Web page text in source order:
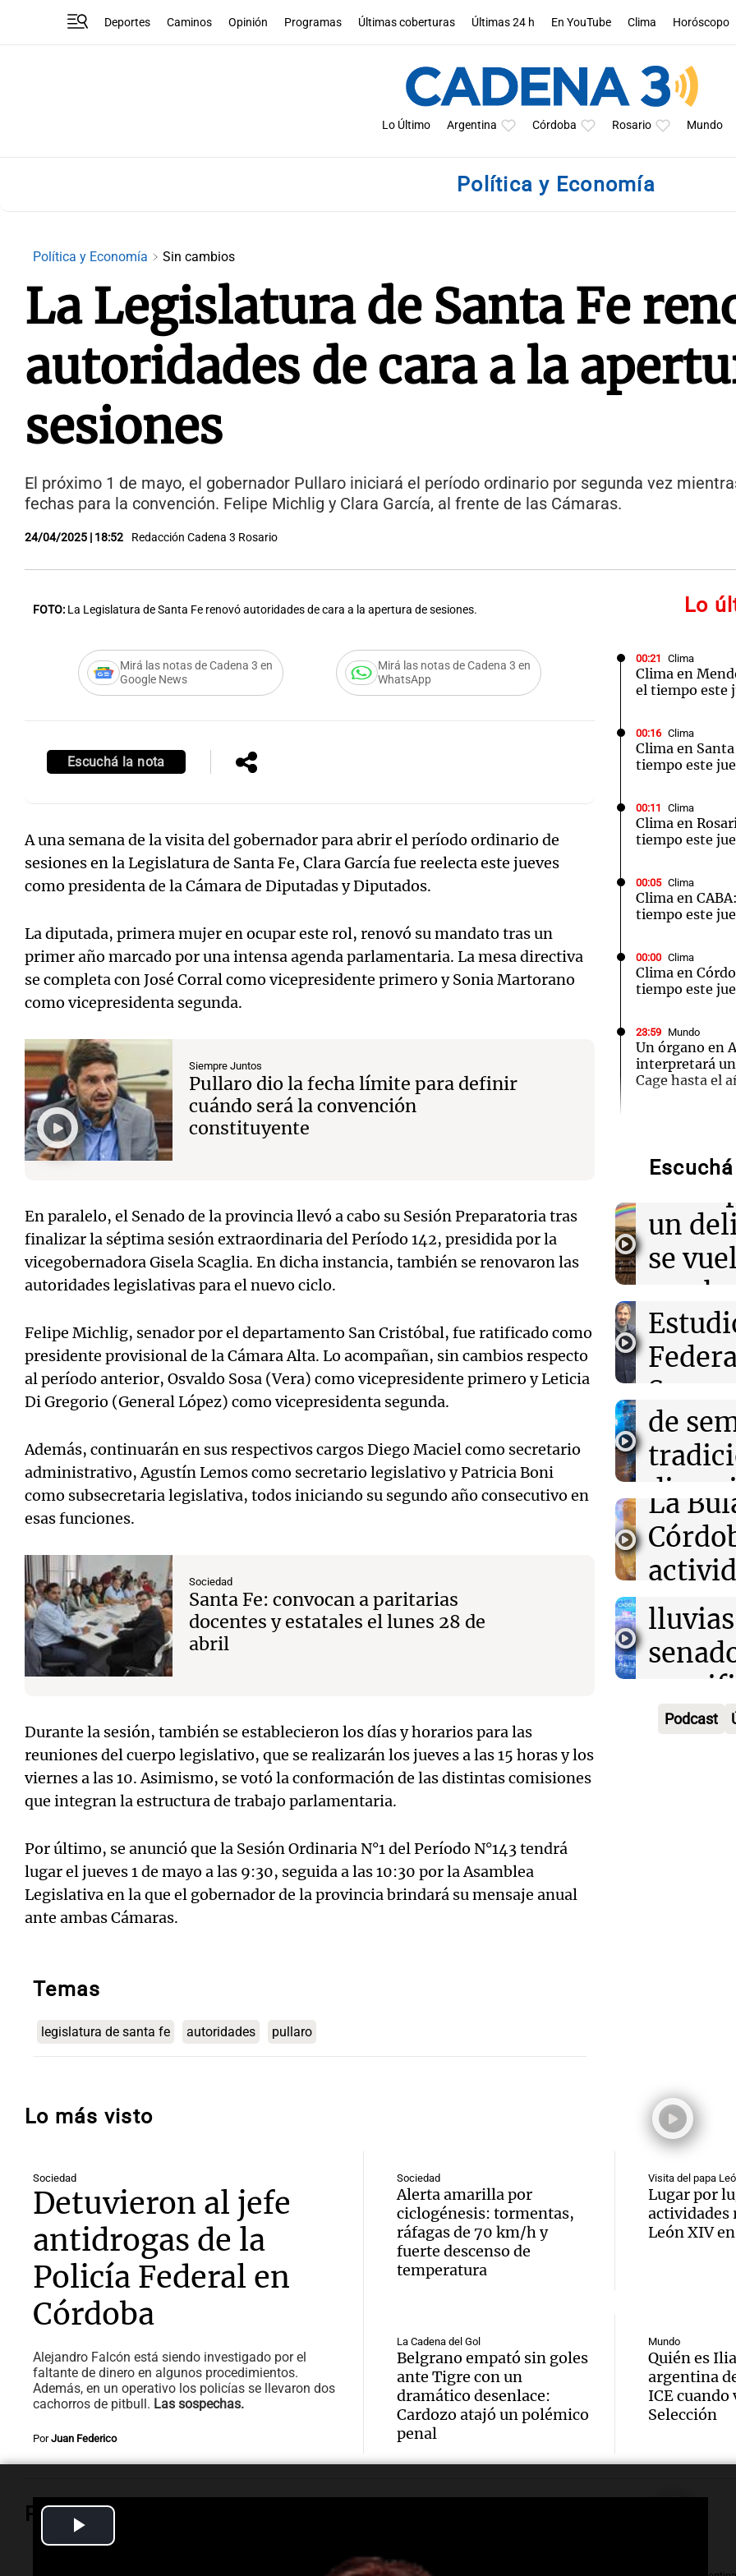
Deportes Caminos Opinión Programas Últimas coberturas Últimas 24 h En YouTube Clima Horóscopo
Lo Último Argentina Córdoba Rosario Mundo
Política y Economía
Política y Economía Sin cambios
La Legislatura de Santa Fe
autoridades de cara a la
sesiones
El próximo 1 de mayo, el gobernador Pullaro iniciará el período ordinario por segunda vez
fechas para la convención. Felipe Michlig y Clara García, al frente de las Cámaras.
24/04/2025 | 18:52 Redacción Cadena 3 Rosario
FOTO: La Legislatura de Santa Fe renovó autoridades de cara a la apertura de sesiones.
Mirá las notas de Cadena 3 en
Google News
Mirá las notas de Cadena 3 en
WhatsApp
Escuchá la nota
A una semana de la visita del gobernador para abrir el período ordinario de
sesiones en la Legislatura de Santa Fe, Clara García fue reelecta este jueves
como presidenta de la Cámara de Diputadas y Diputados.
La diputada, primera mujer en ocupar este rol, renovó su mandato tras un
primer año marcado por una intensa agenda parlamentaria. La mesa directiva
se completa con José Corral como vicepresidente primero y Sonia Martorano
como vicepresidenta segunda.
Siempre Juntos
Pullaro dio la fecha límite para definir
cuándo será la convención
constituyente
En paralelo, el Senado de la provincia llevó a cabo su Sesión Preparatoria tras
finalizar la séptima sesión extraordinaria del Período 142, presidida por la
vicegobernadora Gisela Scaglia. En dicha instancia, también se renovaron las
autoridades legislativas para el nuevo ciclo.
Felipe Michlig, senador por el departamento San Cristóbal, fue ratificado como
presidente provisional de la Cámara Alta. Lo acompañan, sin cambios respecto
al período anterior, Osvaldo Sosa (Vera) como vicepresidente primero y Leticia
Di Gregorio (General López) como vicepresidenta segunda.
Además, continuarán en sus respectivos cargos Diego Maciel como secretario
administrativo, Agustín Lemos como secretario legislativo y Patricia Boni
como subsecretaria legislativa, todos iniciando su segundo año consecutivo en
esas funciones.
Sociedad
Santa Fe: convocan a paritarias
docentes y estatales el lunes 28 de
abril
Durante la sesión, también se establecieron los días y horarios para las
reuniones del cuerpo legislativo, que se realizarán los jueves a las 15 horas y los
viernes a las 10. Asimismo, se votó la conformación de las distintas comisiones
que integran la estructura de trabajo parlamentaria.
Por último, se anunció que la Sesión Ordinaria N°1 del Período N°143 tendrá
lugar el jueves 1 de mayo a las 9:30, seguida a las 10:30 por la Asamblea
Legislativa en la que el gobernador de la provincia brindará su mensaje anual
ante ambas Cámaras.
Temas
legislatura de santa fe autoridades pullaro
Lo
00:21 Clima
Clima en
el tiempo este
00:16 Clima
Clima en
tiempo este
00:11 Clima
Clima en
tiempo este
00:05 Clima
Clima en
tiempo este
00:00 Clima
Clima en
tiempo este
23:59 Mundo
Un órgano en
interpretará
Cage hasta el
Tigre con un
desenlace:
23:48 Sociedad
Clima en
tormentas y
temperatura
23:34
Inter Miami
Cup con
un doblete
un
se
con la
de las
Amamos
Episodios
visitó el
Congreso
Episodios
Audio.
de
campo
Panorama
Episodios
Audio.
para
La
Panorama
Episodios
Audio.
Audio.
Episodios
Panorama
híbrido
Chery
la Copa
países
Amamos
Episodios
Audio.
dejó
Panorama
la
la
atrás
saqueo
Amamos
Audio.
Audio.
del
Audio.
Podcast
Lo más visto
Sociedad
Detuvieron al jefe
antidrogas de la
Policía Federal en
Córdoba
Alejandro Falcón está siendo investigado por el
faltante de dinero en algunos procedimientos.
Además, en un operativo los policías se llevaron dos
cachorros de pitbull. Las sospechas.
PorJuan Federico
Sociedad
Alerta amarilla por
ciclogénesis: tormentas,
ráfagas de 70 km/h y
fuerte descenso de
temperatura
Visita del papa
Lugar por
actividades
León XIV
La Cadena del Gol
Belgrano empató sin goles
ante Tigre con un
dramático desenlace:
Cardozo atajó un polémico
penal
Mundo
Quién es
argentina
ICE cuando
Selección
Política y Economía
Notas
Editorial
Notas
Mundial 2026
Notas
La Sole en Cadena 3
Notas
Cadena 3 en